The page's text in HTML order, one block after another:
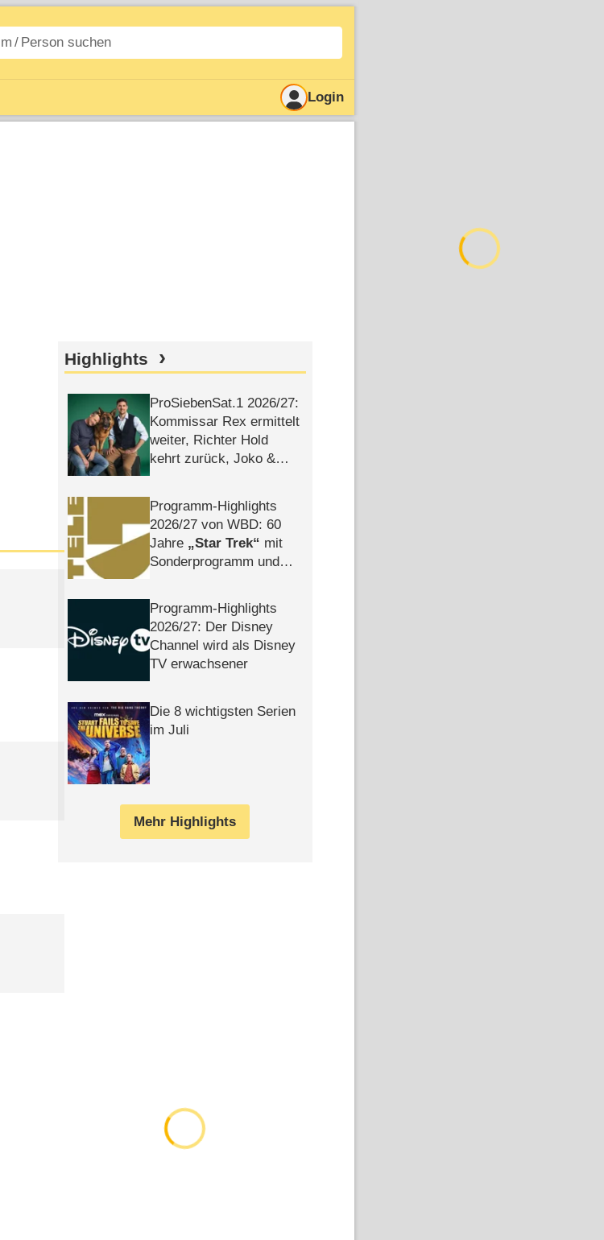
Login
Highlights
ProSiebenSat.1 2026/​27:
Kommissar Rex ermittelt
weiter, Richter Hold
kehrt zurück, Joko &
Programm-Highlights
2026/​27 von WBD: 60
Jahre
Star Trek
mit
Sonderprogramm und
Programm-Highlights
2026/​27: Der Disney
Channel wird als Disney
TV erwachsener
Die 8 wichtigsten Serien
im Juli
Mehr Highlights